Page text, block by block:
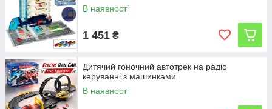
В наявності
1 451 ₴
Дитячий гоночний автотрек на радіо
керуванні з машинками
В наявності